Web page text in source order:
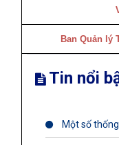
Ban Quản lý
Tin nổi
Một số